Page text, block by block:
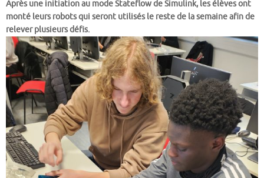
Après une initiation au mode Stateflow de Simulink, les élèves ont
monté leurs robots qui seront utilisés le reste de la semaine afin de
relever plusieurs défis.